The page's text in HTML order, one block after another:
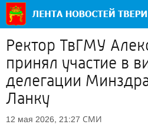
Ректор ТвГМУ
принял участие в
делегации
Ланку
12 мая 2026, 21:27 СМИ